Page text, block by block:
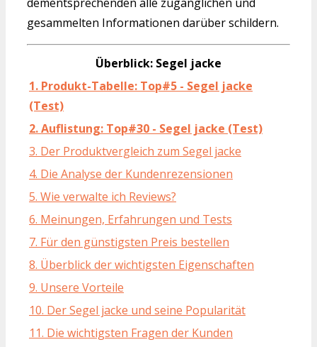
gesammelten Informationen darüber schildern.
Überblick: Segel jacke
1. Produkt-Tabelle: Top#5 - Segel jacke
(Test)
2. Auflistung: Top#30 - Segel jacke (Test)
3. Der Produktvergleich zum Segel jacke
4. Die Analyse der Kundenrezensionen
5. Wie verwalte ich Reviews?
6. Meinungen, Erfahrungen und Tests
7. Für den günstigsten Preis bestellen
8. Überblick der wichtigsten Eigenschaften
9. Unsere Vorteile
10. Der Segel jacke und seine Popularität
11. Die wichtigsten Fragen der Kunden